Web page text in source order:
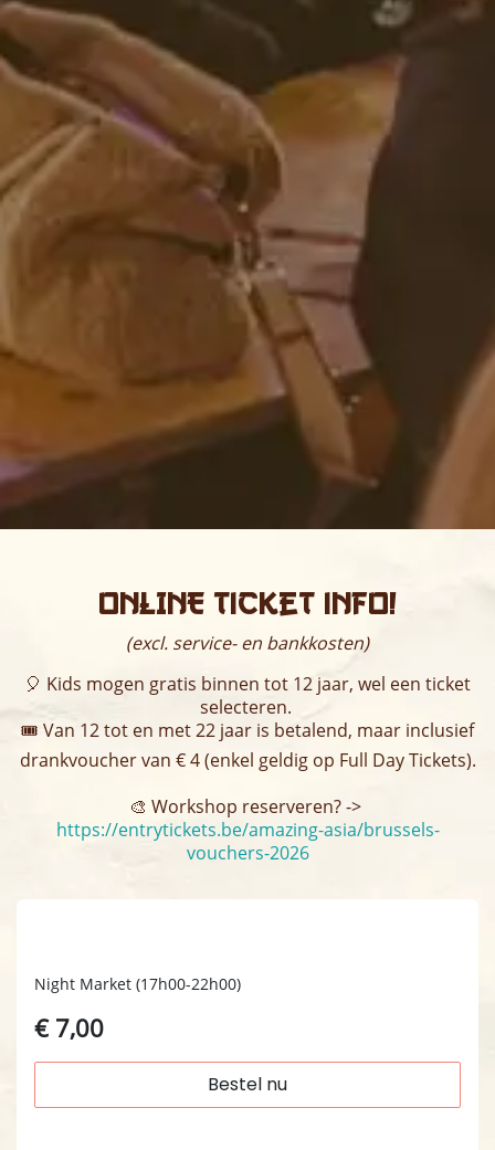
ONLINE ticket info!
(excl. service- en bankkosten)
🎈 Kids mogen gratis binnen tot 12 jaar, wel een ticket
selecteren.
🎟️ Van 12 tot en met 22 jaar is betalend, maar inclusief
drankvoucher van € 4 (enkel geldig op Full Day Tickets).
🎨 Workshop reserveren? -> ​
https://entrytickets.be/amazing-asia/brussels-
vouchers-2026
Night Market (17h00-22h00)
€ 7,00
Bestel nu